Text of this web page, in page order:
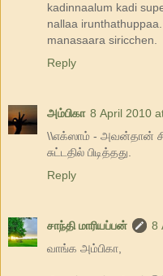
kadinnaalum kadi
nallaa irunthathuppaa.
manasaara siricchen.
Reply
அம்பிகா 8 April 2010
\\எக்ஸாம் - அவன்தான்
சுட்டதில் பிடித்தது.
Reply
சாந்தி மாரியப்பன்
8
வாங்க அம்பிகா,